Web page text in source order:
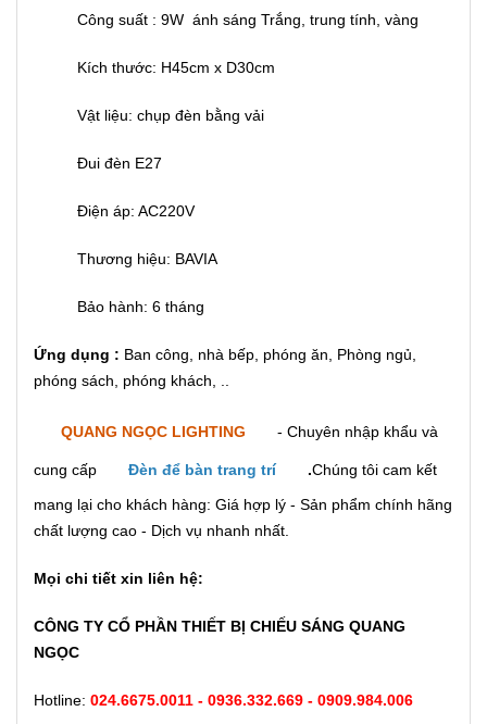
Công suất : 9W ánh sáng Trắng, trung tính, vàng
Kích thước: H45cm x D30cm
Vật liệu: chụp đèn bằng vải
Đui đèn E27
Điện áp: AC220V
Thương hiệu: BAVIA
Bảo hành: 6 tháng
Ứng dụng : Ban công, nhà bếp, phóng ăn, Phòng ngủ,
phóng sách, phóng khách, ..
QUANG NGỌC LIGHTING - Chuyên nhập khẩu và
cung cấp Đèn để bàn trang trí .Chúng tôi cam kết
mang lại cho khách hàng: Giá hợp lý - Sản phẩm chính hãng
chất lượng cao - Dịch vụ nhanh nhất.
Mọi chi tiết xin liên hệ:
CÔNG TY CỔ PHẦN THIẾT BỊ CHIẾU SÁNG QUANG
NGỌC
Hotline: 024.6675.0011 - 0936.332.669 - 0909.984.006